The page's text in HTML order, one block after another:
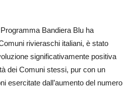
Bandiera Blu ha
rivieraschi italiani, è stato
significativamente positiva
dei Comuni stessi, pur con un
esercitate dall’aumento del numero